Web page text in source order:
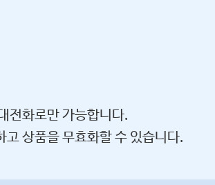
전화로만 가능합니다.
상품을 무효화할 수 있습니다.